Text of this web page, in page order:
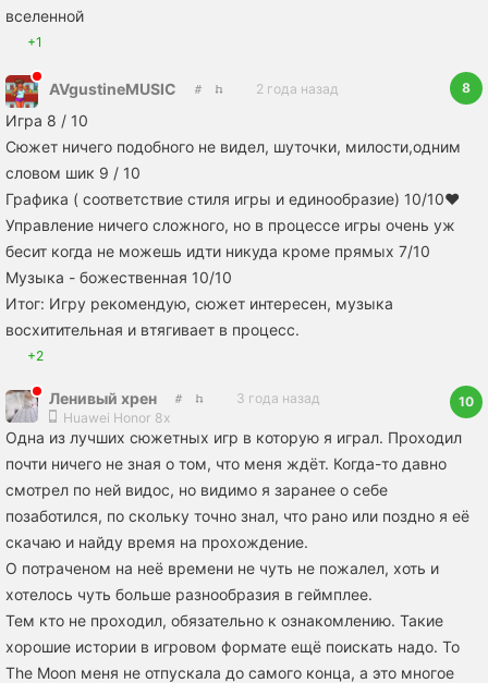
вселенной
+1
AVgustineMUSIC 2 года назад 8
Игра 8 / 10
Сюжет ничего подобного не видел, шуточки, милости,одним
словом шик 9 / 10
Графика ( соответствие стиля игры и единообразие) 10/10❤
Управление ничего сложного, но в процессе игры очень уж
бесит когда не можешь идти никуда кроме прямых 7/10
Музыка - божественная 10/10
Итог: Игру рекомендую, сюжет интересен, музыка
восхитительная и втягивает в процесс.
+2
Ленивый хрен
3 года назад
Huawei Honor 8x
10
Одна из лучших сюжетных игр в которую я играл. Проходил
почти ничего не зная о том, что меня ждёт. Когда-то давно
смотрел по ней видос, но видимо я заранее о себе
позаботился, по скольку точно знал, что рано или поздно я её
скачаю и найду время на прохождение.
О потраченом на неё времени не чуть не пожалел, хоть и
хотелось чуть больше разнообразия в геймплее.
Тем кто не проходил, обязательно к ознакомлению. Такие
хорошие истории в игровом формате ещё поискать надо. To
The Moon меня не отпускала до самого конца, а это многое